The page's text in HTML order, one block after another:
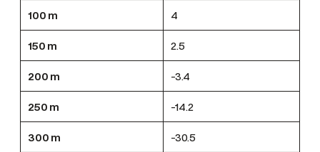
100 m 4
150 m 2.5
200 m -3.4
250 m -14.2
300 m -30.5